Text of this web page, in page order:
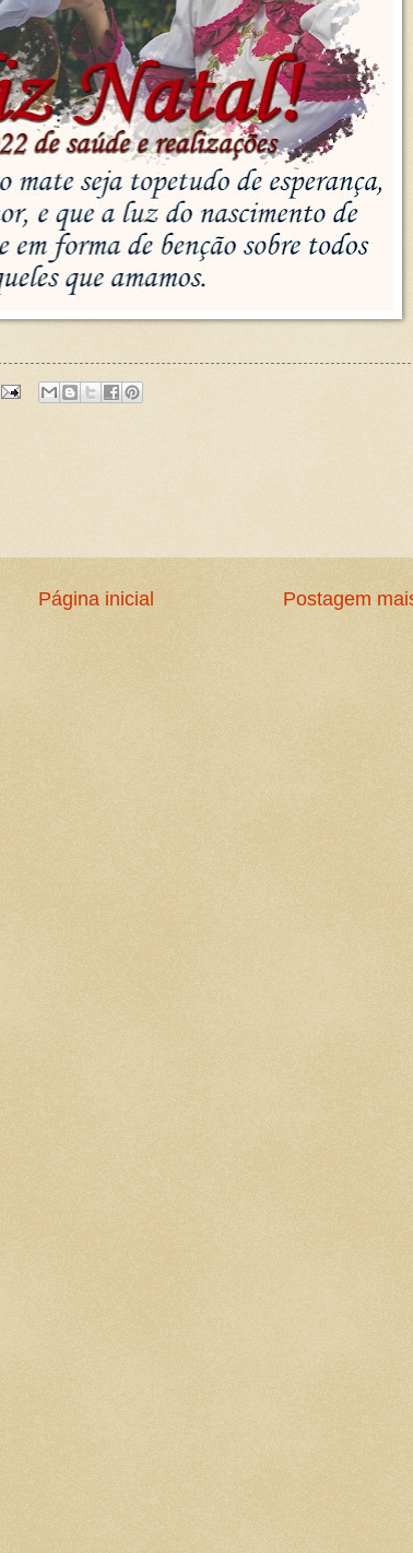
Postagem
Página inicial